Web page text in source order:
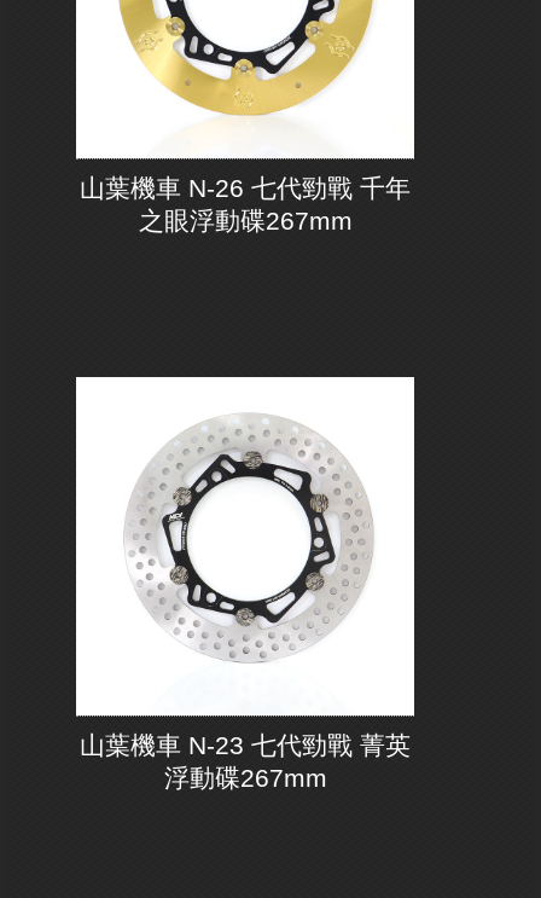
山葉機車 N-26 七代勁戰 千年
之眼浮動碟267mm
山葉機車 N-23 七代勁戰 菁英
浮動碟267mm